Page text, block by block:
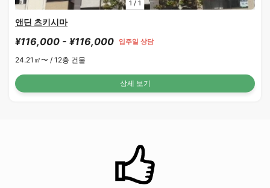
1 / 1
앤딘 츠키시마
¥116,000 - ¥116,000 입주일 상담
24.21㎡〜 / 12층 건물
상세 보기